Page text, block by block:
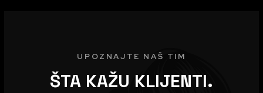
UPOZNAJTE NAŠ TIM
ŠTA KAŽU KLIJENTI.